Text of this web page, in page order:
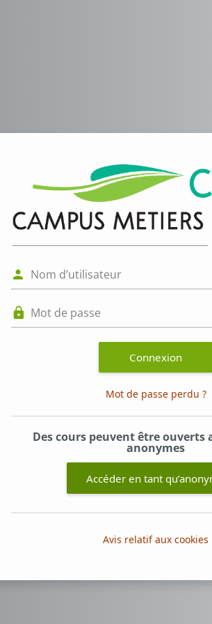
Connexion
Mot de passe perdu ?
Des cours peuvent être ouverts
anonymes
Accéder en tant
Avis relatif aux cookies